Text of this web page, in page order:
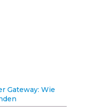
Gateway: Wie